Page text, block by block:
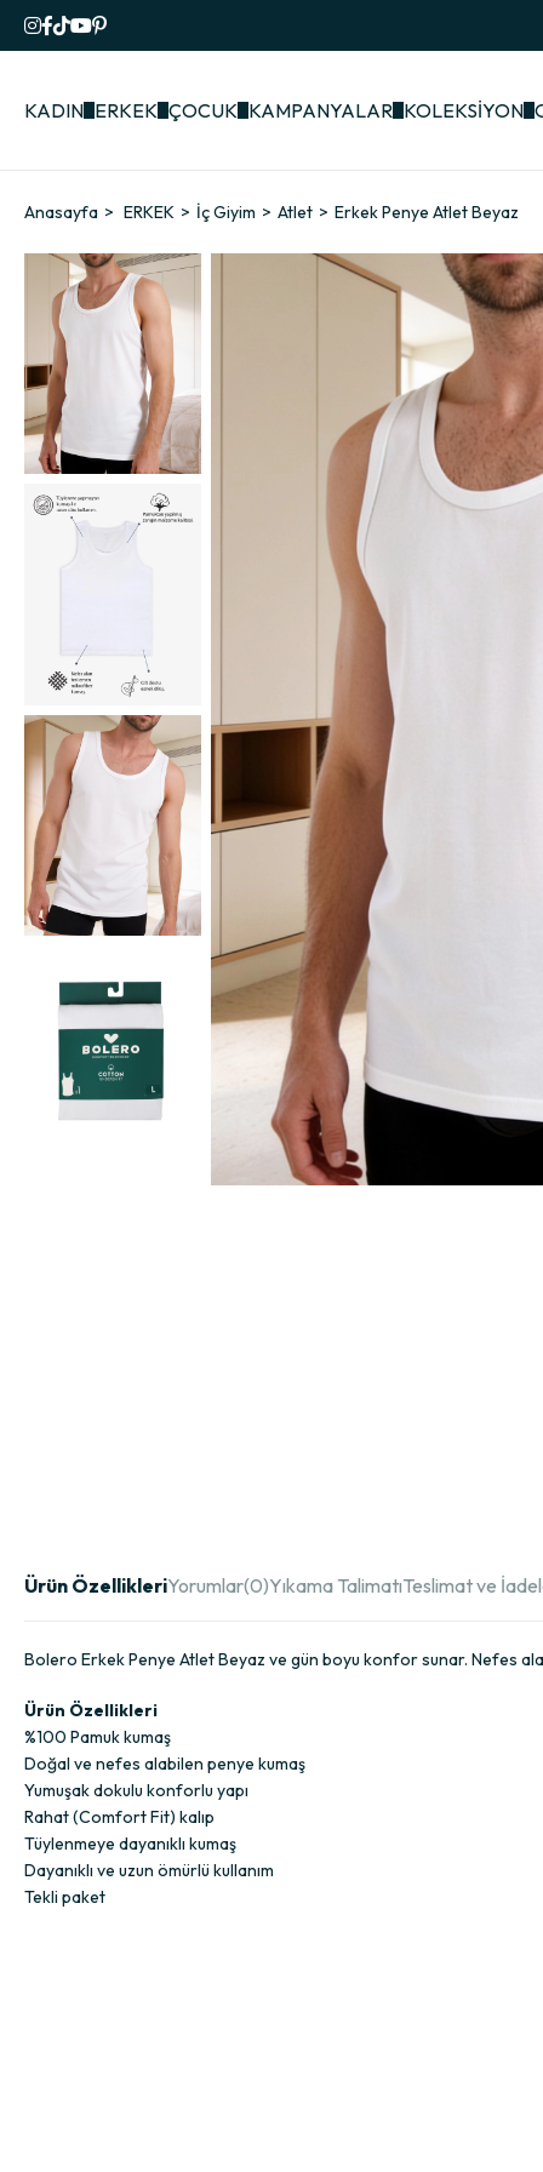
KADIN ERKEK ÇOCUK KAMPANYALAR KOLEKSİYON
Anasayfa ERKEK İç Giyim Atlet Erkek Penye Atlet Beyaz
Ürün ÖzellikleriYorumlar(0)Yıkama TalimatıTeslimat ve
Bolero Erkek Penye Atlet Beyaz ve gün boyu konfor sunar. Nefes
Ürün Özellikleri
%100 Pamuk kumaş
Doğal ve nefes alabilen penye kumaş
Yumuşak dokulu konforlu yapı
Rahat (Comfort Fit) kalıp
Tüylenmeye dayanıklı kumaş
Dayanıklı ve uzun ömürlü kullanım
Tekli paket
%100 pamuk kumaşı cildin nefes almasına yardımcı olurken doğal